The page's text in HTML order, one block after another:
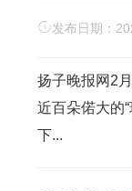
发布日期：
扬子晚报网2
近百朵偌大的
下...